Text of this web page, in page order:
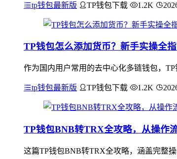
tp钱包最新版 TP钱包下载 1.2K
TP钱包怎么添加货币？新手实操全
作为国内用户常用的去中心化多链钱包，
tp钱包最新版 TP钱包下载 1.2K
TP钱包BNB转TRX全攻略，从操作
这篇TP钱包BNB转TRX全攻略，涵盖完整